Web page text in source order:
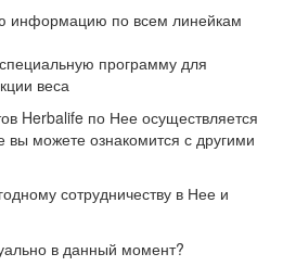
информацию по всем линейкам
программу для
веса
Herbalife по Нее осуществляется
вы можете ознакомится с другими
сотрудничеству в Нее и
в данный момент?